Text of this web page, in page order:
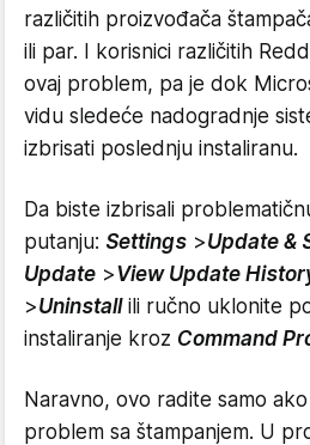
različitih proizvođača
ili par. I korisnici različitih
ovaj problem, pa je dok
vidu sledeće nadogradnje
izbrisati poslednju instaliranu.
Da biste izbrisali
putanju: Settings >Update &
Update >View Update
>Uninstallili ručno uklonite
instaliranje kroz Command
Naravno, ovo radite samo
problem sa štampanjem. U